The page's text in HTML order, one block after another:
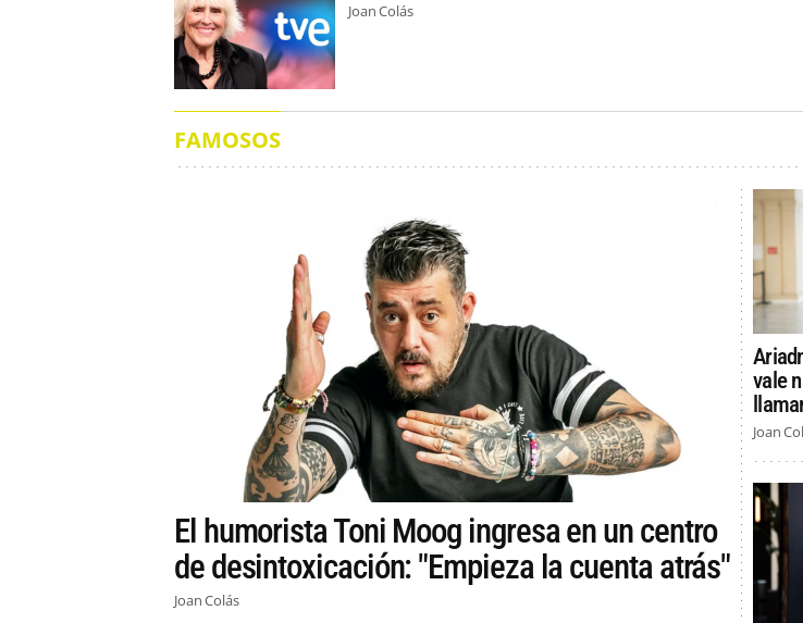
Joan Colás
FAMOSOS
El humorista Toni Moog ingresa en un centro
de desintoxicación: "Empieza la cuenta atrás"
Joan Colás
vale
Joan